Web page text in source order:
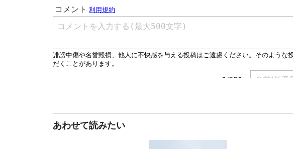
あわせて読みたい